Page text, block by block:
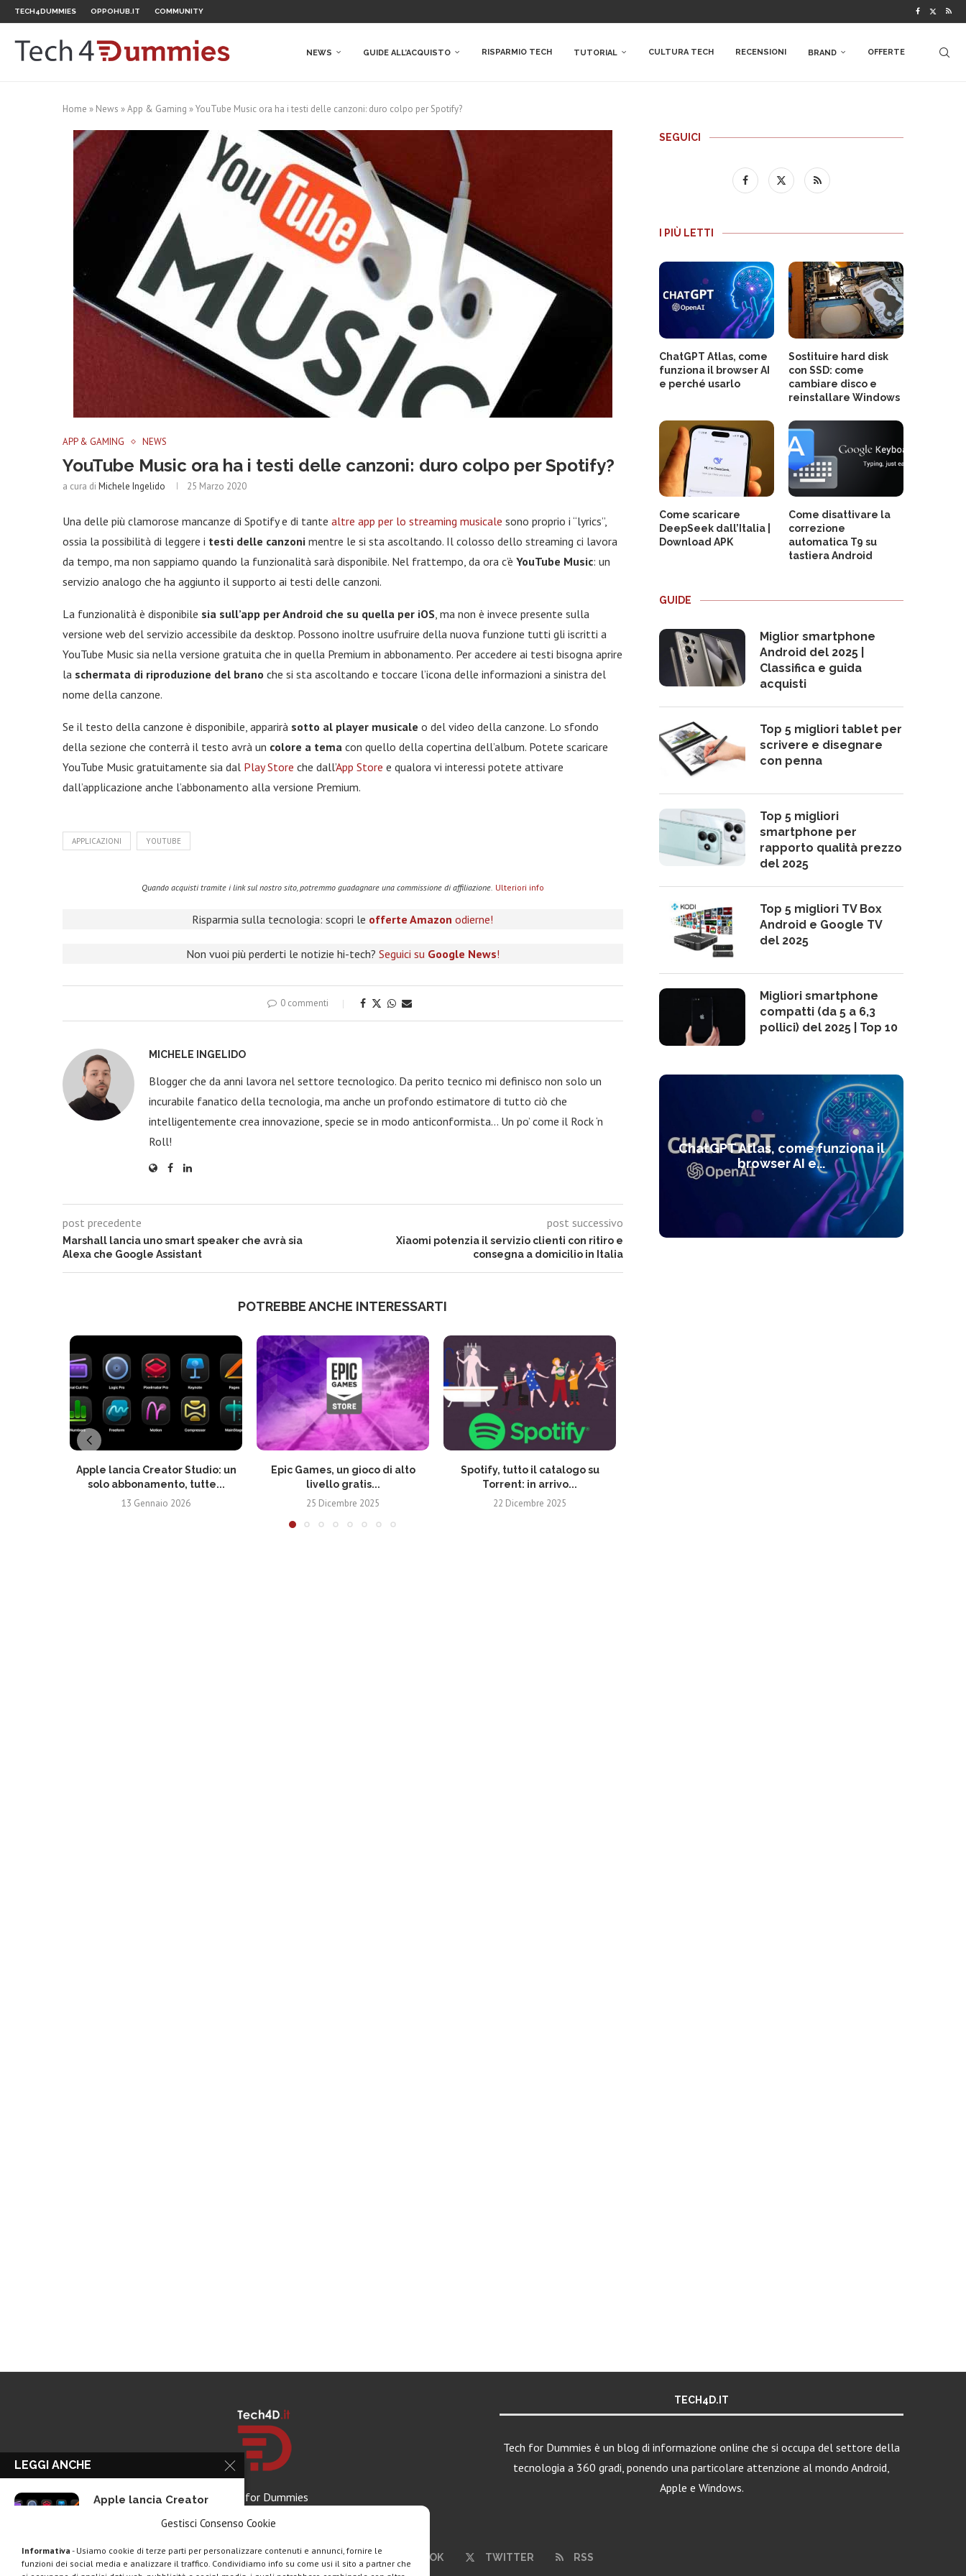
Gestisci Consenso Cookie
Informativa - Usiamo cookie di terze parti per personalizzare contenuti e annunci, fornire le
funzioni dei social media e analizzare il traffico. Condividiamo info su come usi il sito a partner che
TECH4DUMMIES OPPOHUB.IT COMMUNITY
NEWS GUIDE ALL’ACQUISTO RISPARMIO TECH TUTORIAL CULTURA TECH RECENSIONI BRAND OFFERTE
Home » News »App & Gaming »YouTube Music ora ha i testi delle canzoni: duro colpo per Spotify?
APP & GAMING NEWS
YouTube Music ora ha i testi delle canzoni: duro colpo per Spotify?
a cura di Michele Ingelido 25 Marzo 2020
Una delle più clamorose mancanze di Spotify e di tante altre app per lo streaming musicale sono proprio i “lyrics”,
ossia la possibilità di leggere i testi delle canzoni mentre le si sta ascoltando. Il colosso dello streaming ci lavora
da tempo, ma non sappiamo quando la funzionalità sarà disponibile. Nel frattempo, da ora c’è YouTube Music: un
servizio analogo che ha aggiunto il supporto ai testi delle canzoni.
La funzionalità è disponibile sia sull’app per Android che su quella per iOS, ma non è invece presente sulla
versione web del servizio accessibile da desktop. Possono inoltre usufruire della nuova funzione tutti gli iscritti a
YouTube Music sia nella versione gratuita che in quella Premium in abbonamento. Per accedere ai testi bisogna aprire
la schermata di riproduzione del brano che si sta ascoltando e toccare l’icona delle informazioni a sinistra del
nome della canzone.
Se il testo della canzone è disponibile, apparirà sotto al player musicale o del video della canzone. Lo sfondo
della sezione che conterrà il testo avrà un colore a tema con quello della copertina dell’album. Potete scaricare
YouTube Music gratuitamente sia dal Play Store che dall’App Store e qualora vi interessi potete attivare
dall’applicazione anche l’abbonamento alla versione Premium.
APPLICAZIONI YOUTUBE
Quando acquisti tramite i link sul nostro sito, potremmo guadagnare una commissione di affiliazione. Ulteriori info
Risparmia sulla tecnologia: scopri le offerte Amazon odierne!
Non vuoi più perderti le notizie hi-tech? Seguici su Google News!
0 commenti
MICHELE INGELIDO
Blogger che da anni lavora nel settore tecnologico. Da perito tecnico mi definisco non solo un
incurabile fanatico della tecnologia, ma anche un profondo estimatore di tutto ciò che
intelligentemente crea innovazione, specie se in modo anticonformista… Un po’ come il Rock ‘n
Roll!
post precedente
Marshall lancia uno smart speaker che avrà sia
Alexa che Google Assistant
post successivo
Xiaomi potenzia il servizio clienti con ritiro e
consegna a domicilio in Italia
POTREBBE ANCHE INTERESSARTI
Apple lancia Creator Studio: un
solo abbonamento, tutte...
13 Gennaio 2026
Epic Games, un gioco di alto
livello gratis...
25 Dicembre 2025
Spotify, tutto il catalogo su
Torrent: in arrivo...
22 Dicembre 2025
SEGUICI
I PIÙ LETTI
ChatGPT Atlas, come
funziona il browser AI
e perché usarlo
Sostituire hard disk
con SSD: come
cambiare disco e
reinstallare Windows
Come scaricare
DeepSeek dall’Italia |
Download APK
Come disattivare la
correzione
automatica T9 su
tastiera Android
GUIDE
Miglior smartphone
Android del 2025 |
Classifica e guida
acquisti
Top 5 migliori tablet per
scrivere e disegnare
con penna
Top 5 migliori
smartphone per
rapporto qualità prezzo
del 2025
Top 5 migliori TV Box
Android e Google TV
del 2025
Migliori smartphone
compatti (da 5 a 6,3
pollici) del 2025 | Top 10
ChatGPT Atlas, come funziona il
browser AI e...
Tech for Dummies
TECH4D.IT
Tech for Dummies è un blog di informazione online che si occupa del settore della
tecnologia a 360 gradi, ponendo una particolare attenzione al mondo Android,
Apple e Windows.
FACEBOOK TWITTER RSS
LEGGI ANCHE
Apple lancia Creator
Epic Games, un gioco di